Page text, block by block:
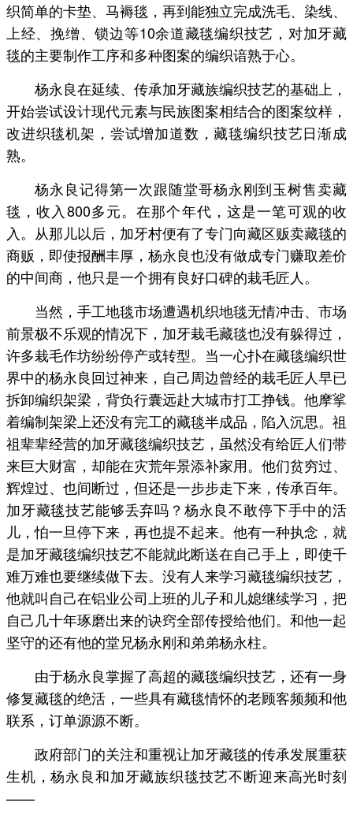
织简单的卡垫、马褥毯，再到能独立完成洗毛、染线、
上经、挽缯、锁边等10余道藏毯编织技艺，对加牙藏
毯的主要制作工序和多种图案的编织谙熟于心。
杨永良在延续、传承加牙藏族编织技艺的基础上，
开始尝试设计现代元素与民族图案相结合的图案纹样，
改进织毯机架，尝试增加道数，藏毯编织技艺日渐成
熟。
杨永良记得第一次跟随堂哥杨永刚到玉树售卖藏
毯，收入800多元。在那个年代，这是一笔可观的收
入。从那儿以后，加牙村便有了专门向藏区贩卖藏毯的
商贩，即使报酬丰厚，杨永良也没有做成专门赚取差价
的中间商，他只是一个拥有良好口碑的栽毛匠人。
当然，手工地毯市场遭遇机织地毯无情冲击、市场
前景极不乐观的情况下，加牙栽毛藏毯也没有躲得过，
许多栽毛作坊纷纷停产或转型。当一心扑在藏毯编织世
界中的杨永良回过神来，自己周边曾经的栽毛匠人早已
拆卸编织架梁，背负行囊远赴大城市打工挣钱。他摩挲
着编制架梁上还没有完工的藏毯半成品，陷入沉思。祖
祖辈辈经营的加牙藏毯编织技艺，虽然没有给匠人们带
来巨大财富，却能在灾荒年景添补家用。他们贫穷过、
辉煌过、也间断过，但还是一步步走下来，传承百年。
加牙藏毯技艺能够丢弃吗？杨永良不敢停下手中的活
儿，怕一旦停下来，再也提不起来。他有一种执念，就
是加牙藏毯编织技艺不能就此断送在自己手上，即使千
难万难也要继续做下去。没有人来学习藏毯编织技艺，
他就叫自己在铝业公司上班的儿子和儿媳继续学习，把
自己几十年琢磨出来的诀窍全部传授给他们。和他一起
坚守的还有他的堂兄杨永刚和弟弟杨永柱。
由于杨永良掌握了高超的藏毯编织技艺，还有一身
修复藏毯的绝活，一些具有藏毯情怀的老顾客频频和他
联系，订单源源不断。
政府部门的关注和重视让加牙藏毯的传承发展重获
生机，杨永良和加牙藏族织毯技艺不断迎来高光时刻
——